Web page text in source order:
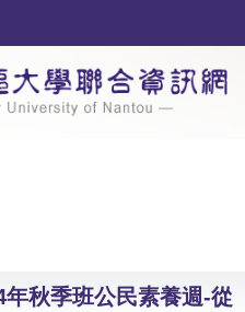
秋季班公民素養週-從